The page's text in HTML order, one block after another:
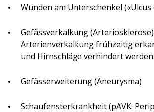
Wunden am Unterschenkel
Gefässverkalkung
Arterienverkalkung frühzeitig
und Hirnschläge verhindert werden.
Gefässerweiterung (Aneurysma)
Schaufensterkrankheit (pAVK: